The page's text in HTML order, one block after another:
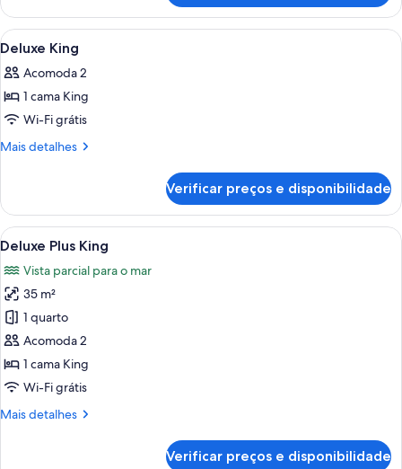
Plus
King
Carrega
todas
as
fotos
de
Deluxe
Quarto de hotel com uma cama,
4
Deluxe King
Acomoda 2
1 cama King
Wi-Fi grátis
Mais detalhes
Mais
King
Verificar preços e disponibilidade
Carrega
todas
as
fotos
de
Deluxe
Plus
King
Quarto de hotel com cama, mesa de
6
Deluxe Plus King
Vista parcial para o mar
35 m²
1 quarto
Acomoda 2
1 cama King
Wi-Fi grátis
Mais detalhes
Mais
Verificar preços e disponibilidade